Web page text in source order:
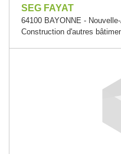
SEG FAYAT
64100 BAYONNE -
Construction d'autres